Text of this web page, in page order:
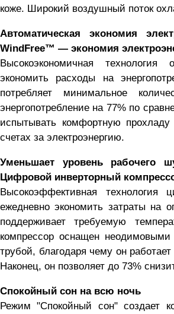
коже. Широкий воздушный поток
Автоматическая экономия
WindFree™ — экономия
Высокоэкономичная
экономить расходы на
потребляет минимальное
энергопотребление на 77% по
испытывать комфортную
счетах за электроэнергию.
Уменьшает уровень рабочего
Цифровой инверторный
Высокоэффективная технология
ежедневно экономить затраты на
поддерживает требуемую
компрессор оснащен
трубой, благодаря чему он
Наконец, он позволяет до 73%
Спокойный сон на всю ночь
Режим "Спокойный сон" создает